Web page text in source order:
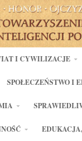
I CYWILIZACJE
SPOŁECZEŃSTWO I